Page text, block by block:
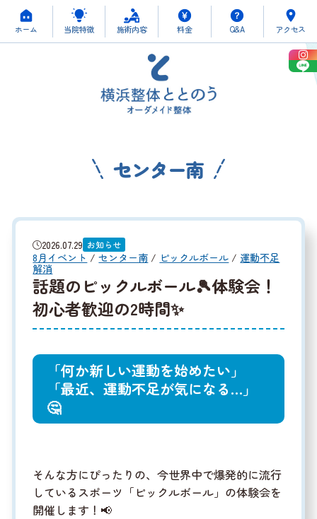
ホーム 当院特徴 施術内容 料金 Q&A アクセス
センター南
2026.07.29 お知らせ
8月イベント /センター南 / ピックルボール / 運動不足
解消
話題のピックルボール🎾体験会！
初心者歓迎の2時間✨
「何か新しい運動を始めたい」
「最近、運動不足が気になる…」
🤔
そんな方にぴったりの、今世界中で爆発的に流行
しているスポーツ「ピックルボール」の体験会を
開催します！📢